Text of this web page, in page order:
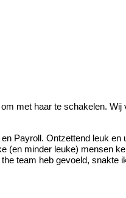
met haar te schakelen.
Payroll. Ontzettend leuk
(en minder leuke) mensen
team heb gevoeld,